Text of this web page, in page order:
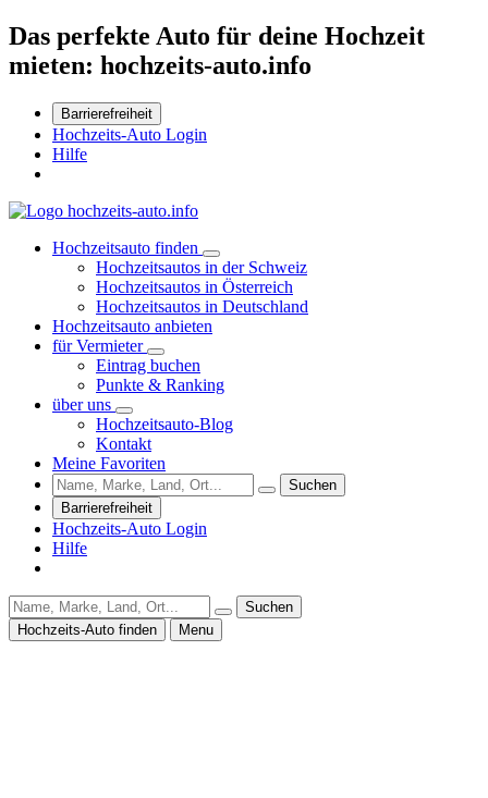
Das perfekte Auto für deine Hochzeit
mieten: hochzeits-auto.info
Barrierefreiheit
Hochzeits-Auto Login
Hilfe
Hochzeitsauto finden
Hochzeitsautos in der Schweiz
Hochzeitsautos in Österreich
Hochzeitsautos in Deutschland
Hochzeitsauto anbieten
für Vermieter
Eintrag buchen
Punkte & Ranking
über uns
Hochzeitsauto-Blog
Kontakt
Meine Favoriten
Suchen
Barrierefreiheit
Hochzeits-Auto Login
Hilfe
Suchen
Hochzeits-Auto finden
Menu